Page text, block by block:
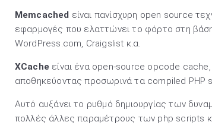
Μemcached είναι πανίσχυρη open source
εφαρμογές που ελαττώνει το φόρτο στη
WordPress.com, Craigslist κ.α.
XCache είναι ένα open-source opcode
αποθηκεύοντας προσωρινά τα compiled PHP
Αυτό αυξάνει το ρυθμό δημιουργίας των
πολλές άλλες παραμέτρους των php scripts